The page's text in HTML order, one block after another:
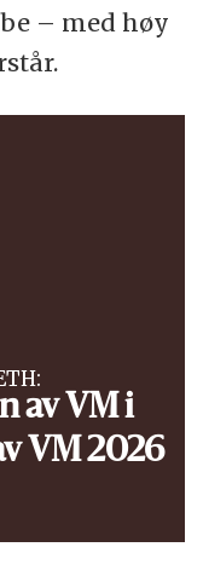
– med høy
av VM i
VM 2026